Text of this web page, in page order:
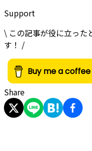
Support
\ この記事が役に立った
す！ /
Share